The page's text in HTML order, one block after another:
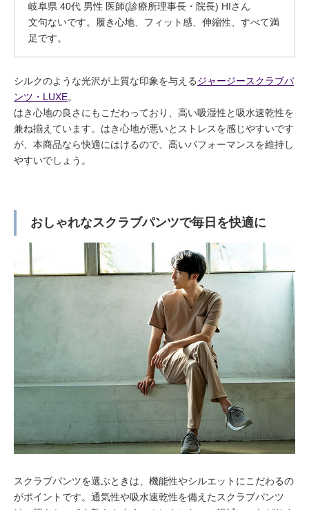
岐阜県 40代 男性 医師(診療所理事長・院長) HIさん
文句ないです。履き心地、フィット感、伸縮性、すべて満
足です。
シルクのような光沢が上質な印象を与えるジャージースクラブパ
ンツ・LUXE。
はき心地の良さにもこだわっており、高い吸湿性と吸水速乾性を
兼ね揃えています。はき心地が悪いとストレスを感じやすいです
が、本商品なら快適にはけるので、高いパフォーマンスを維持し
やすいでしょう。
おしゃれなスクラブパンツで毎日を快適に
スクラブパンツを選ぶときは、機能性やシルエットにこだわるの
がポイントです。通気性や吸水速乾性を備えたスクラブパンツ